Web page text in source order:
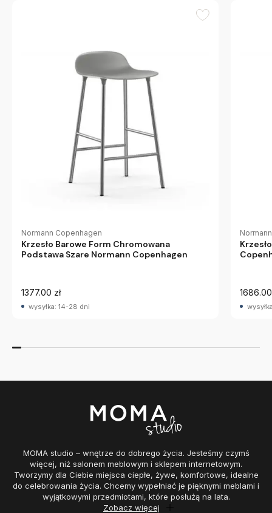
Normann Copenhagen
Krzesło Barowe Form Chromowana
Podstawa Szare Normann Copenhagen
1377.00 zł
wysyłka: 14-28 dni
1686.00
MOMA studio – wnętrze do dobrego życia. Jesteśmy czymś
więcej, niż salonem meblowym i sklepem internetowym.
Tworzymy dla Ciebie miejsca ciepłe, żywe, komfortowe, idealne
do celebrowania życia. Chcemy wypełniać je pięknymi meblami i
wyjątkowymi przedmiotami, które posłużą na lata.
Zobacz więcej